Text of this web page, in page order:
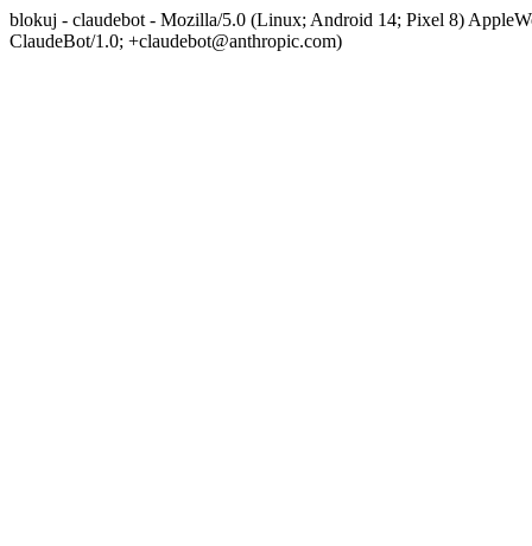
blokuj - claudebot - Mozilla/5.0 (Linux; Android 14; Pixel 8)
ClaudeBot/1.0; +claudebot@anthropic.com)